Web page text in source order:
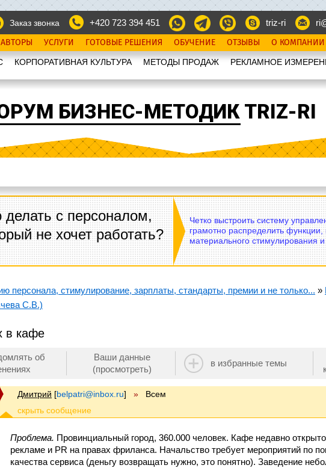
Заказ звонка
+420 723 394 451 triz-ri
АВТОРЫ УСЛУГИ ГОТОВЫЕ РЕШЕНИЯ ОБУЧЕНИЕ ОТЗЫВЫ О КОМПАНИИ
КОРПОРАТИВНАЯ КУЛЬТУРА МЕТОДЫ ПРОДАЖ РЕКЛАМНОЕ
БИЗНЕС-МЕТОДИК TRIZ-RI
делать с персоналом,
не хочет работать?
Четко выстроить систему
грамотно распределить функции,
материального стимулирования
персонала, стимулирование, зарплаты, стандарты, премии и не только... »
С.В.)
в кафе
об
Ваши данные
(просмотреть)
в избранные темы
Дмитрий [belpatri@inbox.ru] » Всем
Проблема. Провинциальный город, 360.000 человек. Кафе недавно
рекламе и PR на правах фриланса. Начальство требует мероприятий по
качества сервиса (деньгу возвращать нужно, это понятно). Заведение